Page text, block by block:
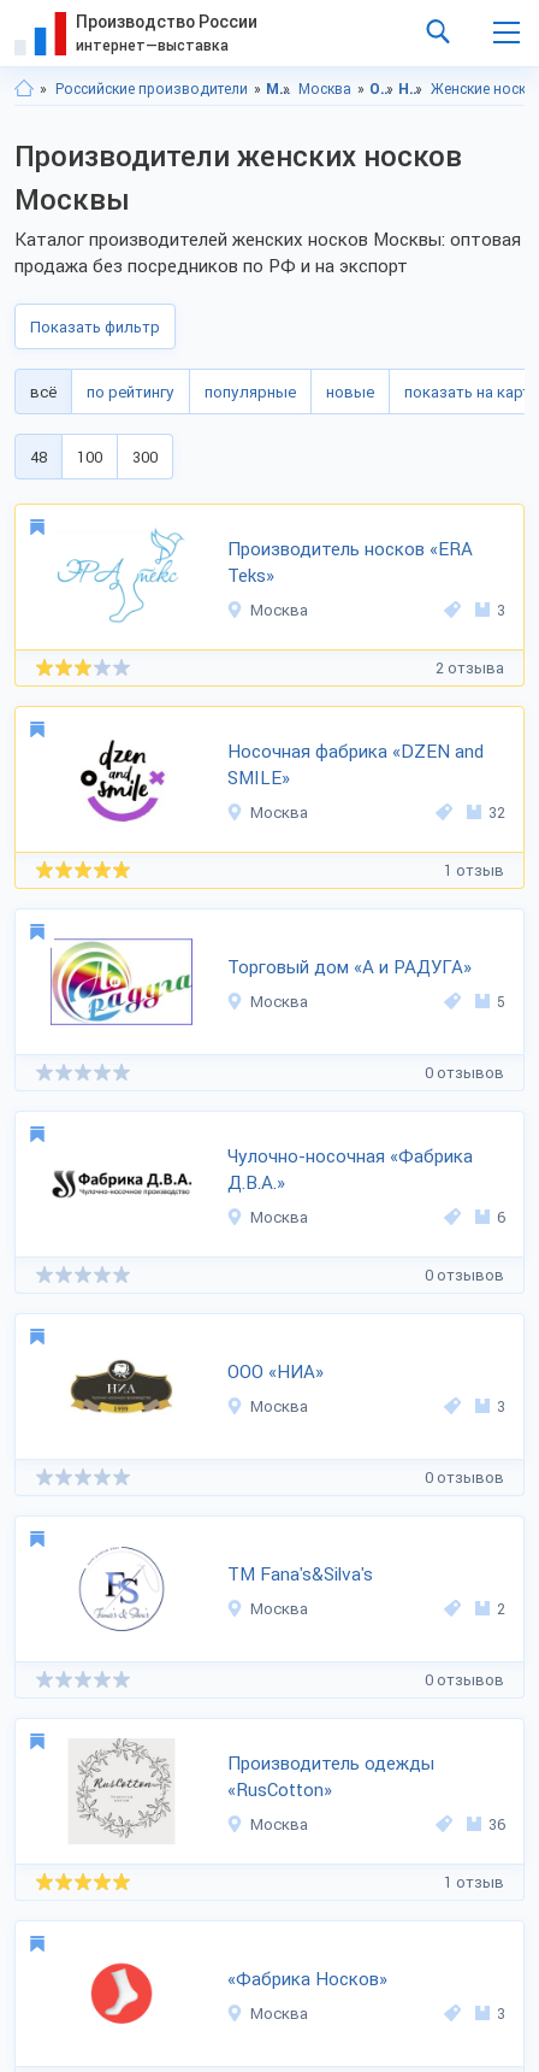
Производство России
интернет—выставка
Российские производители Московская область Москва Одежда Носочно-чулочные изделия Женские носки
Производители женских носков
Москвы
Каталог производителей женских носков Москвы: оптовая
продажа без посредников по РФ и на экспорт
Показать фильтр
всё по рейтингу популярные новые показать на карте
48 100 300
Производитель носков «ERA
Teks»
Москва 3
2 отзыва
Носочная фабрика «DZEN and
SMILE»
Москва 32
1 отзыв
Торговый дом «А и РАДУГА»
Москва 5
0 отзывов
Чулочно-носочная «Фабрика
Д.В.А.»
Москва 6
0 отзывов
ООО «НИА»
Москва 3
0 отзывов
ТМ Fana's&Silva's
Москва 2
0 отзывов
Производитель одежды
«RusCotton»
Москва 36
1 отзыв
«Фабрика Носков»
Москва 3